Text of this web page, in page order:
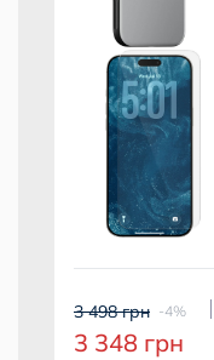
3 498 грн -4%
3 348 грн